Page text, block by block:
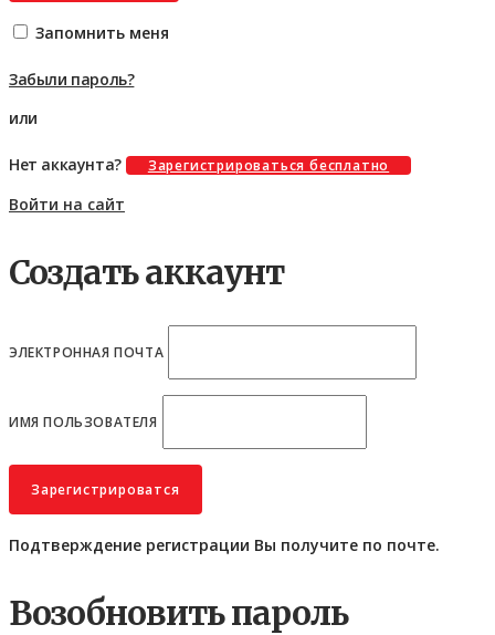
Запомнить меня
Забыли пароль?
или
Нет аккаунта? Зарегистрироваться бесплатно
Войти на сайт
Создать аккаунт
ЭЛЕКТРОННАЯ ПОЧТА
ИМЯ ПОЛЬЗОВАТЕЛЯ
Подтверждение регистрации Вы получите по почте.
Возобновить пароль